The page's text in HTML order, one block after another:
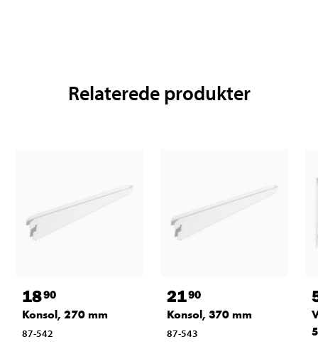
Relaterede produkter
1890
Konsol, 270 mm
87-542
2190
Konsol, 370 mm
87-543